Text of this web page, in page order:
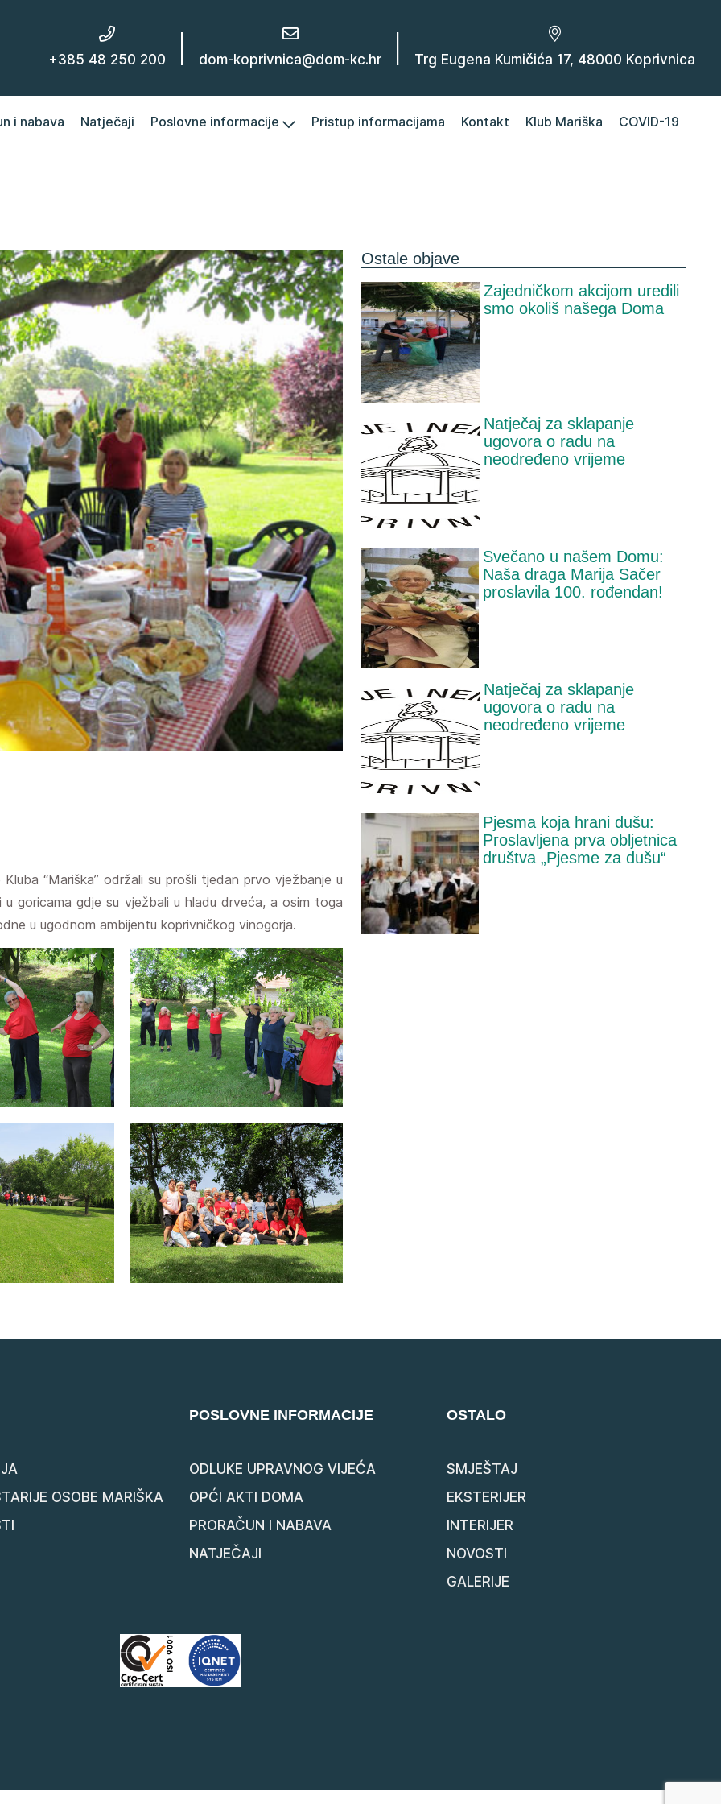
+385 48 250 200 dom-koprivnica@dom-kc.hr Trg Eugena Kumičića 17, 48000 Koprivnica
i nabava Natječaji Poslovne informacije Pristup informacijama Kontakt Klub Mariška COVID-19
“Mariška” održali su prošli tjedan prvo vježbanje u
goricama gdje su vježbali u hladu drveća, a osim toga
u ugodnom ambijentu koprivničkog vinogorja.
Ostale objave
Zajedničkom akcijom uredili
smo okoliš našega Doma
Natječaj za sklapanje
ugovora o radu na
neodređeno vrijeme
Svečano u našem Domu:
Naša draga Marija Sačer
proslavila 100. rođendan!
Natječaj za sklapanje
ugovora o radu na
neodređeno vrijeme
Pjesma koja hrani dušu:
Proslavljena prva obljetnica
društva „Pjesme za dušu“
OSOBE MARIŠKA
POSLOVNE INFORMACIJE
ODLUKE UPRAVNOG VIJEĆA
OPĆI AKTI DOMA
PRORAČUN I NABAVA
NATJEČAJI
OSTALO
SMJEŠTAJ
EKSTERIJER
INTERIJER
NOVOSTI
GALERIJE